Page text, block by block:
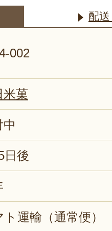
配
002
米菓
中
日後
ト運輸（通常便）